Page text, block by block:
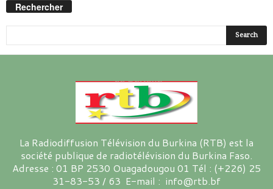
Rechercher
La Radiodiffusion Télévision du Burkina (RTB) est la
société publique de radiotélévision du Burkina Faso.
Adresse : 01 BP 2530 Ouagadougou 01 Tél : (+226) 25
31-83-53 / 63 E-mail : info@rtb.bf